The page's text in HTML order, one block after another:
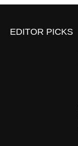
EDITOR PICKS